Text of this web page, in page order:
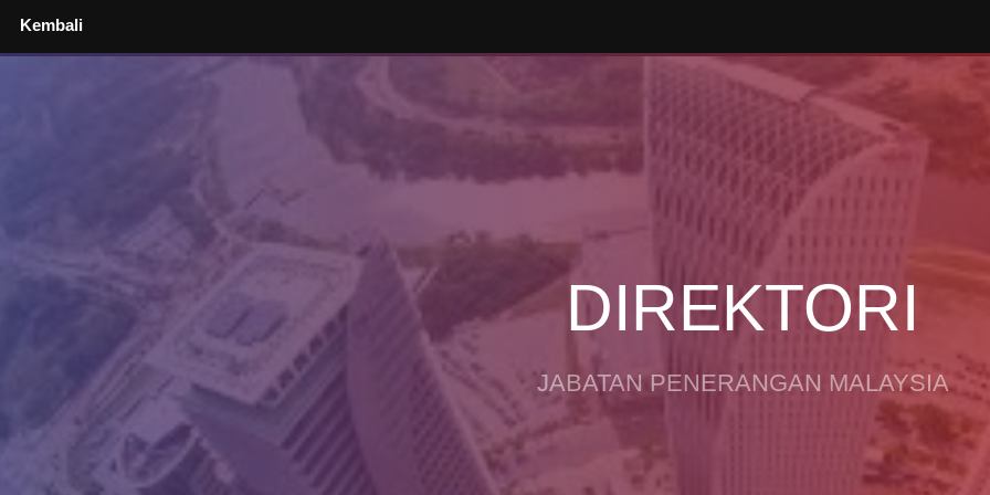
Kembali
DIREKTORI
JABATAN PENERANGAN MALAYSIA